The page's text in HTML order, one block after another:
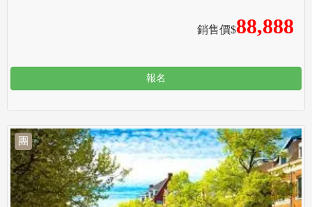
銷售價$88,888
報名
團